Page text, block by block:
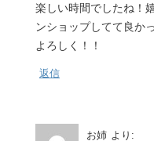
楽しい時間でしたね！
ンショップしてて良か
よろしく！！
返信
お姉 より: